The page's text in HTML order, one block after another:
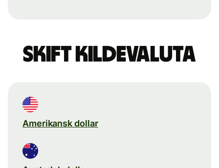
Skift kildevaluta
Amerikansk dollar